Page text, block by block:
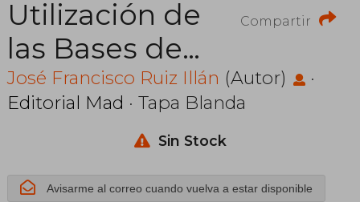
Compartir
Utilización de
las Bases de
Datos
Relacionales
en el Sistema
de Gestión y
José Francisco Ruiz Illán (Autor)
·
Editorial Mad · Tapa Blanda
Sin Stock
Avisarme al correo cuando vuelva a estar disponible